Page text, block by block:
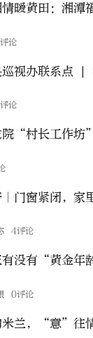
暖黄田：湘潭
论
论
院“村长工作坊
门窗紧闭，家
4评论
没有“黄金年
0评论
兰，“意”往